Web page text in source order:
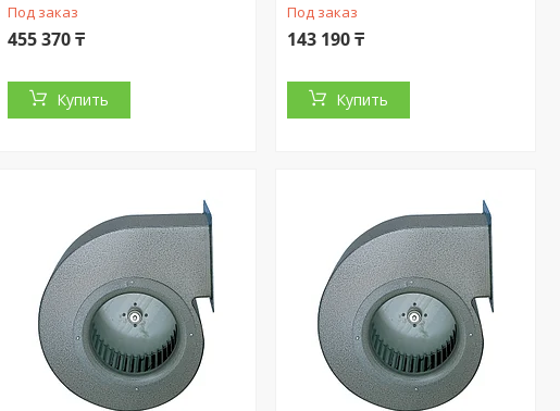
Под заказ
455 370 ₸
Купить
Под заказ
143 190 ₸
Купить